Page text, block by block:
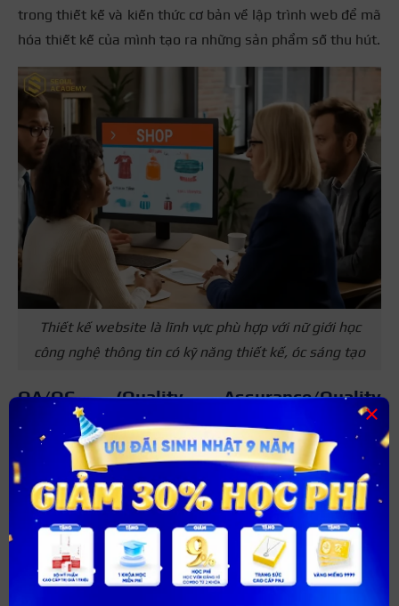
trong thiết kế và kiến thức cơ bản về lập trình web để mã
hóa thiết kế của mình tạo ra những sản phẩm số thu hút.
Thiết kế website là lĩnh vực phù hợp với nữ giới học
công nghệ thông tin có kỹ năng thiết kế, óc sáng tạo
QA/QC (Quality Assurance/Quality
Control)
Cũng tương tự như tester, QA/QC là vị trí Đảm bảo chất
lượng (QA) và kiểm soát chất lượng (QC), có vai trò đảm
bảo chất lượng sản phẩm CNTT thông qua việc thiết lập
quy trình phát triển sản phẩm và kiểm tra chất lượng,
đảm bảo rằng sản phẩm sau cùng đáp ứng các tiêu
chuẩn chất lượng và hoạt động hiệu quả.
×